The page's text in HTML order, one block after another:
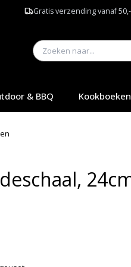
Gratis verzending vanaf 50,-
& BBQ Kookboeken